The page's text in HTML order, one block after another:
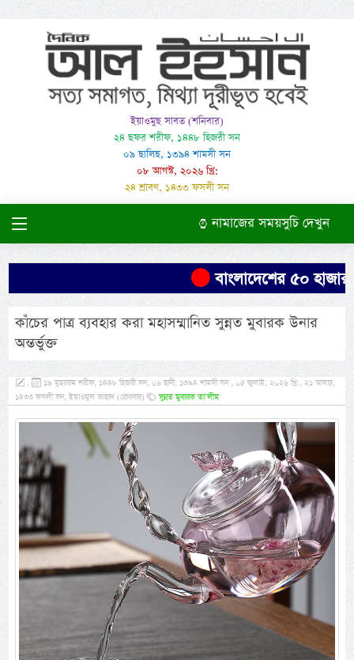
ইয়াওমুছ সাবত (শনিবার)
২৪ ছফর শরীফ, ১৪৪৮ হিজরী সন
০৯ ছালিছ, ১৩৯৪ শামসী সন
০৮ আগস্ট, ২০২৬ খ্রি:
২৪ শ্রাবণ, ১৪৩৩ ফসলী সন
নামাজের সময়সুচি দেখুন
বাংলাদেশের ৫০ হাজার
কাঁচের পাত্র ব্যবহার করা মহাসম্মানিত সুন্নত মুবারক উনার
অন্তর্ভুক্ত
,
১৯ মুহররম শরীফ, ১৪৪৮ হিজরী সন, ০৬ ছানী, ১৩৯৪ শামসী সন , ০৫ জুলাই, ২০২৬ খ্রি:, ২১ আষাঢ়,
১৪৩৩ ফসলী সন, ইয়াওমুল আহাদ (রোববার)
সুন্নত মুবারক তা’লীম